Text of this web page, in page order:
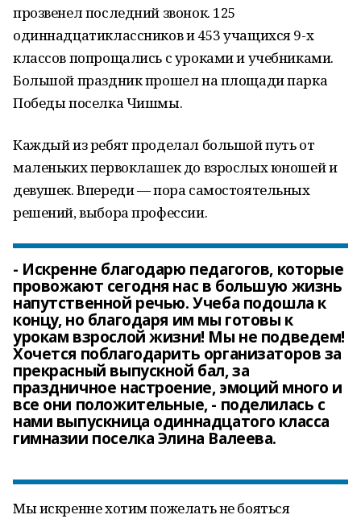
прозвенел последний звонок. 125
одиннадцатиклассников и 453 учащихся 9-х
классов попрощались с уроками и учебниками.
Большой праздник прошел на площади парка
Победы поселка Чишмы.
Каждый из ребят проделал большой путь от
маленьких первоклашек до взрослых юношей и
девушек. Впереди — пора самостоятельных
решений, выбора профессии.
- Искренне благодарю педагогов, которые
провожают сегодня нас в большую жизнь
напутственной речью. Учеба подошла к
концу, но благодаря им мы готовы к
урокам взрослой жизни! Мы не подведем!
Хочется поблагодарить организаторов за
прекрасный выпускной бал, за
праздничное настроение, эмоций много и
все они положительные, - поделилась с
нами выпускница одиннадцатого класса
гимназии поселка Элина Валеева.
Мы искренне хотим пожелать не бояться